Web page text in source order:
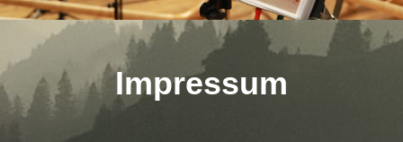
Impressum